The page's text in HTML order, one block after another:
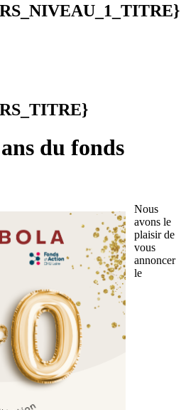
du fonds
Nous
avons le
plaisir de
vous
annoncer
le